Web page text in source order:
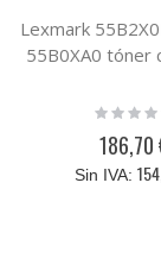
Lexmark
55B0XA0 tóner
Rating:
186,70